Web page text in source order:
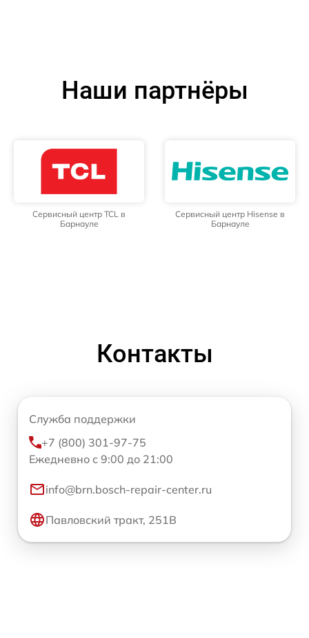
Наши партнёры
Сервисный центр TCL в
Барнауле
Сервисный центр Hisense в
Барнауле
Контакты
Служба поддержки
+7 (800) 301-97-75
Ежедневно с 9:00 до 21:00
info@brn.bosch-repair-center.ru
Павловский тракт, 251В